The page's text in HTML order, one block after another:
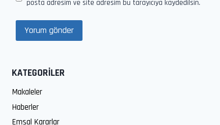
posta adresim ve site adresim bu tarayıcıya kaydedilsin.
KATEGORİLER
Makaleler
Haberler
Emsal Kararlar